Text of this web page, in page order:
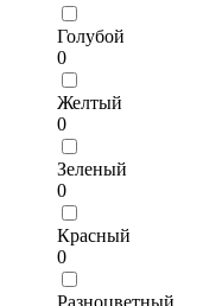
Голубой
0
Желтый
0
Зеленый
0
Красный
0
Разноцветный